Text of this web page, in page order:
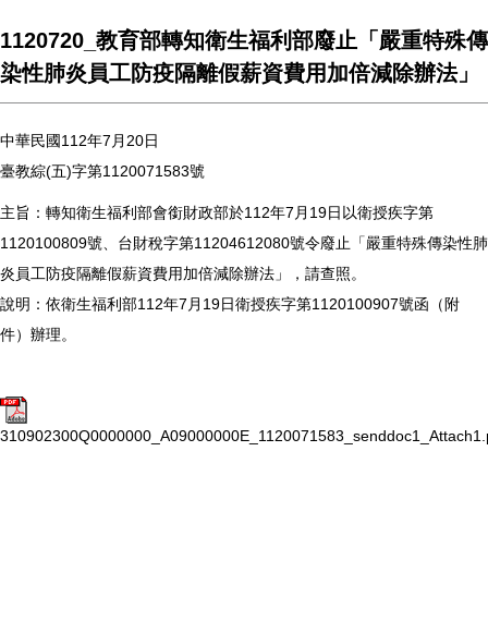
1120720_教育部轉知衛生福利部廢止「嚴重特殊傳
染性肺炎員工防疫隔離假薪資費用加倍減除辦法」
中華民國112年7月20日
臺教綜(五)字第1120071583號
主旨：轉知衛生福利部會銜財政部於112年7月19日以衛授疾字第
1120100809號、台財稅字第11204612080號令廢止「嚴重特殊傳染性肺
炎員工防疫隔離假薪資費用加倍減除辦法」，請查照。
說明：依衛生福利部112年7月19日衛授疾字第1120100907號函（附
件）辦理。